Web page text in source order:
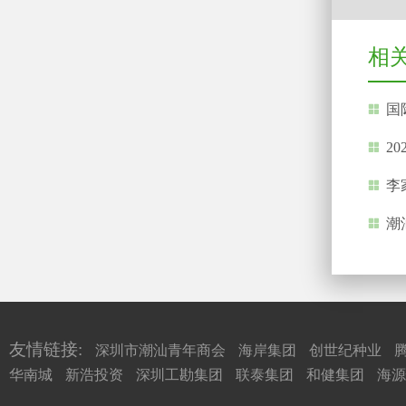
相
国
李家
潮
友情链接: 深圳市潮汕青年商会 海岸集团 创世纪种业
华南城
新浩投资 深圳工勘集团 联泰集团 和健集团 海